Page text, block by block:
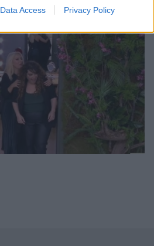
Data Access Privacy Policy